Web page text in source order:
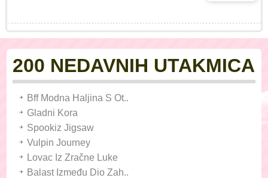
200 NEDAVNIH UTAKMICA
Bff Modna Haljina S Ot..
Gladni Kora
Spookiz Jigsaw
Vulpin Journey
Lovac Iz Zračne Luke
Balast Između Dio Zah..